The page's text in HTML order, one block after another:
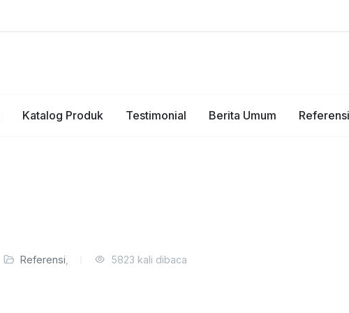
Katalog Produk Testimonial Berita Umum Referensi
Referensi 5823 kali dibaca